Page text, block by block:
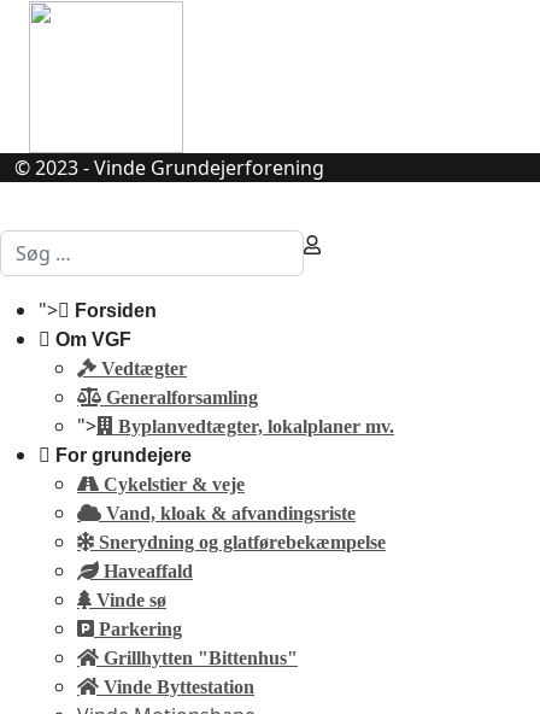
© 2023 - Vinde Grundejerforening
Søg
">
Forsiden
Om VGF
Vedtægter
Generalforsamling
"> Byplanvedtægter, lokalplaner mv.
For grundejere
Cykelstier & veje
Vand, kloak & afvandingsriste
Snerydning og glatførebekæmpelse
Haveaffald
Vinde sø
Parkering
Grillhytten "Bittenhus"
Vinde Byttestation